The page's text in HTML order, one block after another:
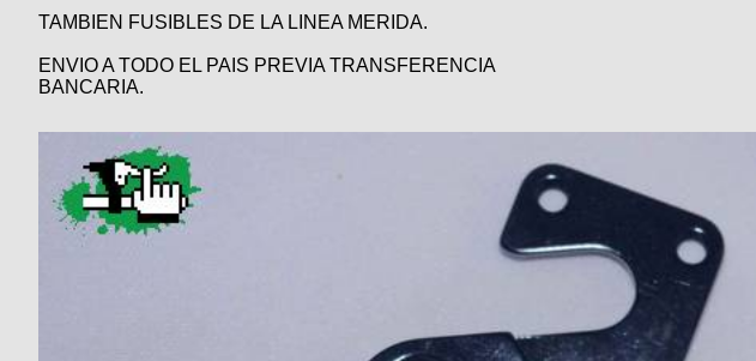
todo
Ranking
Reputación
Ventas
Robadas
Noticias
Calendario
de
viajes
viajes
Buscar
Mis
Amigos
Amigos
TAMBIEN FUSIBLES DE LA LINEA MERIDA.
ENVIO A TODO EL PAIS PREVIA TRANSFERENCIA
BANCARIA.